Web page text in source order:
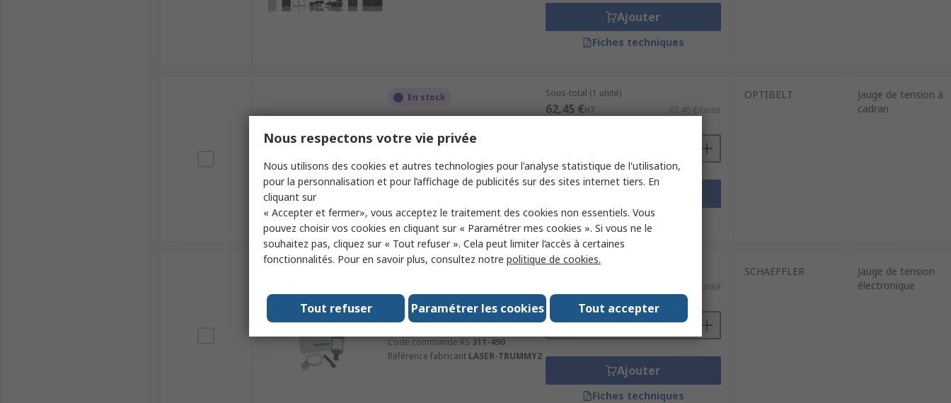
Ajouter
Fiches techniques
En stock
OPTIBELT, 500 to 1400 N
Référence fabricantOptikrik 2
Sous-total (1 unité)
62,45 €HT 62,45 €/unité
Fiches techniques
OPTIBELT
Jauge de tension à
cadran
Jauge de tension électronique
SCHAEFFLER pour Équipement
d'alignement et de mesure
Code commande RS 311-490
Référence fabricant LASER-TRUMMY2
1 308,50 €/unité
Quantité
Ajouter
Fiches techniques
SCHAEFFLER
Jauge de tension
électronique
Nous respectons votre vie privée
Nous utilisons des cookies et autres technologies pour l'analyse statistique de l'utilisation,
pour la personnalisation et pour l’affichage de publicités sur des sites internet tiers. En
cliquant sur
« Accepter et fermer», vous acceptez le traitement des cookies non essentiels. Vous
pouvez choisir vos cookies en cliquant sur « Paramétrer mes cookies ». Si vous ne le
souhaitez pas, cliquez sur « Tout refuser ». Cela peut limiter l’accès à certaines
fonctionnalités. Pour en savoir plus, consultez notre politique de cookies.
Tout accepter
Paramétrer les cookies
Tout refuser